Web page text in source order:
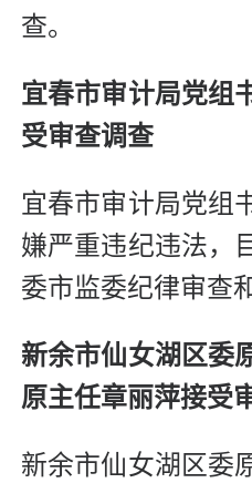
查。
宜春市审计局党组
受审查调查
宜春市审计局党组
嫌严重违纪违法，
委市监委纪律审查
新余市仙女湖区委
原主任章丽萍接受
新余市仙女湖区委